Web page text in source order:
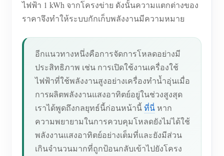
ไฟฟ้า 1 kWh จากโครงข่าย ดังนั้นความแตกต่างของ
ราคาจึงทำให้ระบบกักเก็บพลังงานมีความหมาย
อีกแนวทางหนึ่งคือการจัดการโหลดอย่างมี
ประสิทธิภาพ เช่น การเปิดใช้งานเครื่องใช้
ไฟฟ้าที่ใช้พลังงานสูงอย่างเครื่องทำน้ำอุ่นเมื่อ
การผลิตพลังงานแสงอาทิตย์อยู่ในช่วงสูงสุด
เราได้พูดถึงกลยุทธ์นี้ก่อนหน้านี้ที่นี่ หาก
ความพยายามในการควบคุมโหลดยังไม่ได้ใช้
พลังงานแสงอาทิตย์อย่างเต็มที่และยังมีส่วน
เกินจำนวนมากที่ถูกป้อนกลับเข้าไปยังโครง